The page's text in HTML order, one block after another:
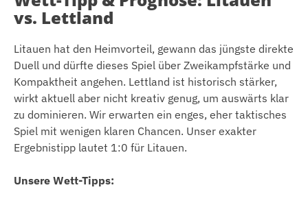
vs. Lettland
Litauen hat den Heimvorteil, gewann das jüngste direkte
Duell und dürfte dieses Spiel über Zweikampfstärke und
Kompaktheit angehen. Lettland ist historisch stärker,
wirkt aktuell aber nicht kreativ genug, um auswärts klar
zu dominieren. Wir erwarten ein enges, eher taktisches
Spiel mit wenigen klaren Chancen. Unser exakter
Ergebnistipp lautet 1:0 für Litauen.
Unsere Wett-Tipps: